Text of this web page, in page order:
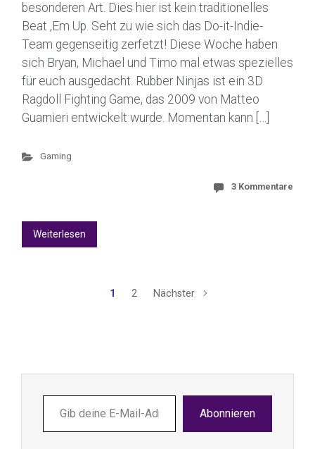
besonderen Art. Dies hier ist kein traditionelles
Beat ‚Em Up. Seht zu wie sich das Do-it-Indie-
Team gegenseitig zerfetzt! Diese Woche haben
sich Bryan, Michael und Timo mal etwas spezielles
für euch ausgedacht. Rubber Ninjas ist ein 3D
Ragdoll Fighting Game, das 2009 von Matteo
Guarnieri entwickelt wurde. Momentan kann […]
Gaming
3 Kommentare
Weiterlesen
1 2 Nächster
deine
E-
Abonnieren